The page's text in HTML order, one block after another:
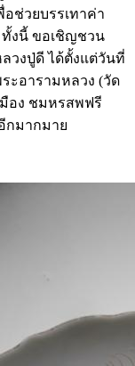
ช่วยบรรเทาค่า
งนี้ ขอเชิญชวน
วงปู่ดี ได้ตั้งแต่วันที่
ะอารามหลวง (วัด
อง ชมหรสพฟรี
กมากมาย